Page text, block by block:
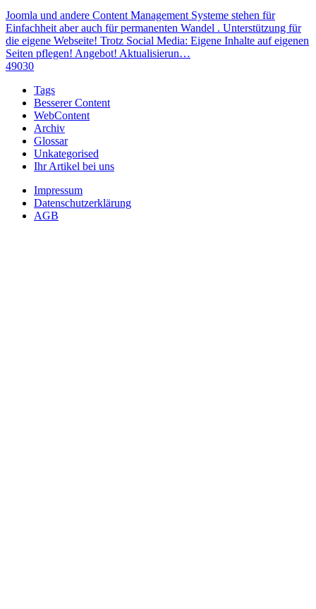
Joomla und andere Content Management Systeme stehen für
Einfachheit aber auch für permanenten Wandel . Unterstützung für
die eigene Webseite! Trotz Social Media: Eigene Inhalte auf eigenen
Seiten pflegen! Angebot! Aktualisierun…
49030
Tags
Besserer Content
WebContent
Archiv
Glossar
Unkategorised
Ihr Artikel bei uns
Impressum
Datenschutzerklärung
AGB